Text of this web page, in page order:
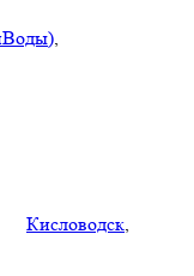
,
Кисловодск,